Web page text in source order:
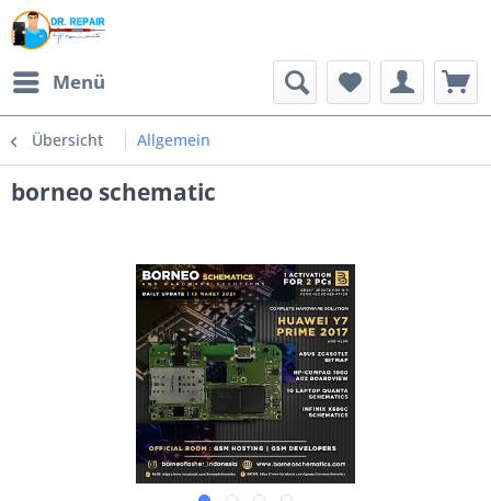
Menü
Übersicht Allgemein
borneo schematic